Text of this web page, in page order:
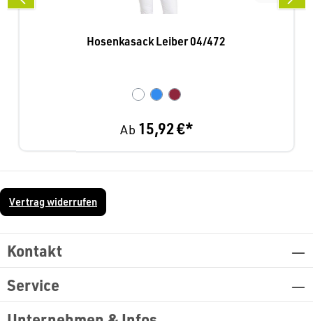
Hosenkasack Leiber 04/472
Ab 15,92 €*
Vertrag widerrufen
Kontakt
Service